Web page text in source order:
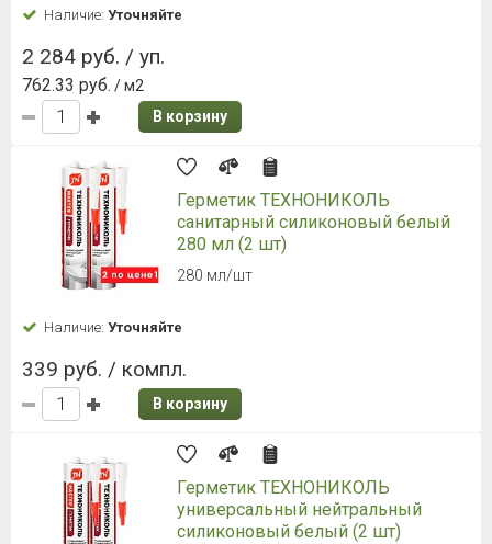
Наличие: Уточняйте
2 284 руб. / уп.
762.33 руб. / м2
В корзину
Герметик ТЕХНОНИКОЛЬ
санитарный силиконовый белый
280 мл (2 шт)
280 мл/шт
Наличие: Уточняйте
339 руб. / компл.
В корзину
Герметик ТЕХНОНИКОЛЬ
универсальный нейтральный
силиконовый белый (2 шт)